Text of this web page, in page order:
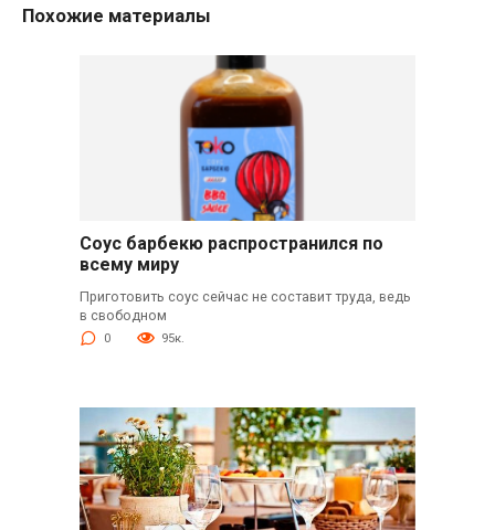
Похожие материалы
Соус барбекю распространился по
всему миру
Приготовить соус сейчас не составит труда, ведь
в свободном
0 95к.